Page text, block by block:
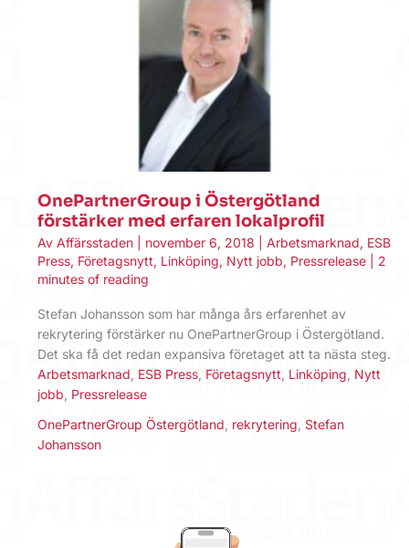
OnePartnerGroup i Östergötland
förstärker med erfaren lokalprofil
Av Affärsstaden november 6, 2018 Arbetsmarknad, ESB
Press, Företagsnytt, Linköping, Nytt jobb, Pressrelease
2
minutes of reading
Stefan Johansson som har många års erfarenhet av
rekrytering förstärker nu OnePartnerGroup i Östergötland.
Det ska få det redan expansiva företaget att ta nästa steg.
Arbetsmarknad ESB Press Företagsnytt Linköping Nytt
jobb Pressrelease
OnePartnerGroup Östergötland rekrytering Stefan
Johansson